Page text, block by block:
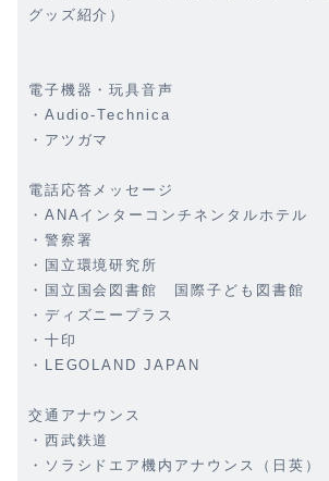
グッズ紹介）
電子機器・玩具音声
・Audio-Technica
・アツガマ
電話応答メッセージ
・ANAインターコンチネンタルホテル
・警察署
・国立環境研究所
・国立国会図書館 国際子ども図書館
・ディズニープラス
・十印
・LEGOLAND JAPAN
交通アナウンス
・西武鉄道
・ソラシドエア機内アナウンス（日英）